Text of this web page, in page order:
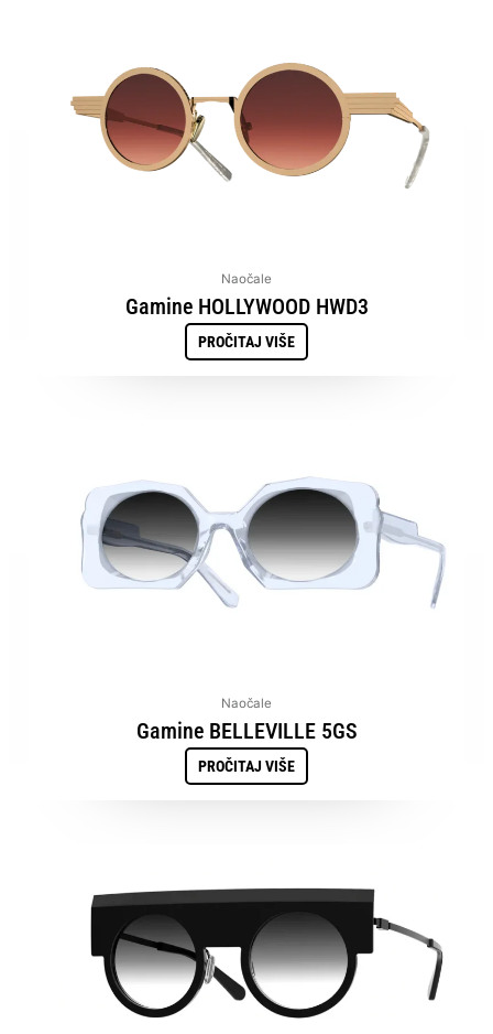
Naočale
Gamine HOLLYWOOD HWD3
PROČITAJ VIŠE
Naočale
Gamine BELLEVILLE 5GS
PROČITAJ VIŠE